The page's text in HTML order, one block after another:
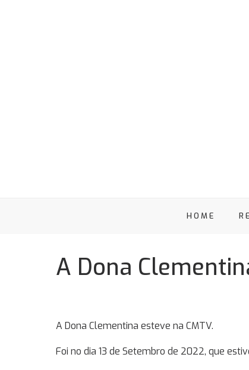
HOME
A Dona
A Dona Clementina esteve na CMTV.
Foi no dia 13 de Setembro de 2022, que